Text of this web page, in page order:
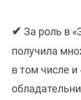
✔ За роль в
получила
в том числе